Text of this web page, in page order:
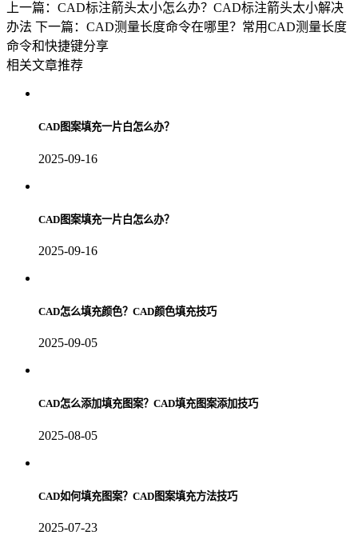
上一篇：CAD标注箭头太小怎么办？CAD标注箭头太小解决
办法 下一篇：CAD测量长度命令在哪里？常用CAD测量长度
命令和快捷键分享
相关文章推荐
CAD图案填充一片白怎么办？
2025-09-16
CAD图案填充一片白怎么办？
2025-09-16
CAD怎么填充颜色？CAD颜色填充技巧
2025-09-05
CAD怎么添加填充图案？CAD填充图案添加技巧
2025-08-05
CAD如何填充图案？CAD图案填充方法技巧
2025-07-23